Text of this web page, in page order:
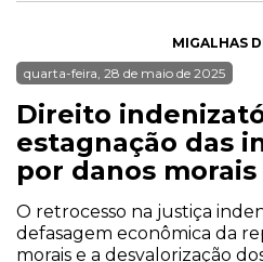
MIGALHAS
quarta-feira, 28 de maio de 2025
Direito
estagnação das
por danos morais
O retrocesso na justiça
defasagem econômica da
morais e a desvalorização